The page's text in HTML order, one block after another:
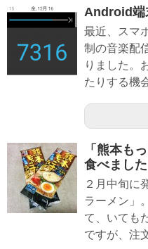
Android端
最近、スマ
制の音楽配
りました。
たりする機
「熊本も
食べました
２月中旬に
ラーメン」
て、いても
ですが、注